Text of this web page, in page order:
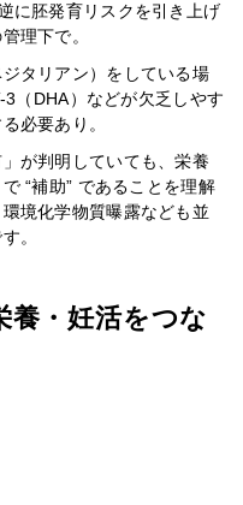
に胚発育リスクを引き上げ
理下で。
タリアン）をしている場
（DHA）などが欠乏しやす
必要あり。
が判明していても、栄養
“補助” であることを理解
境化学物質曝露なども並
。
養・妊活をつな